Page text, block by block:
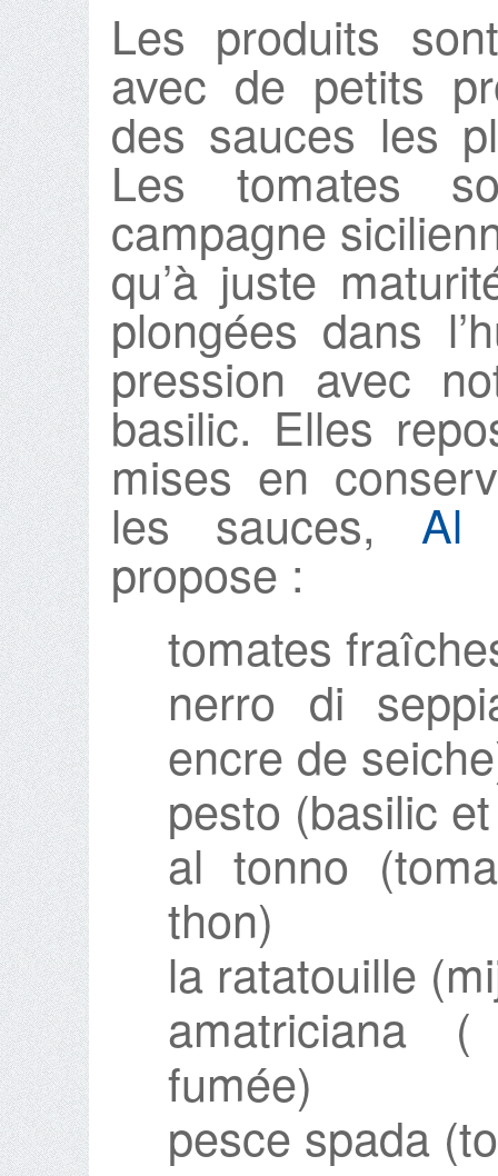
Les produits
avec de petits
des sauces les
Les tomates
campagne
qu’à juste
plongées dans
pression avec
basilic. Elles
mises en
les sauces,Al
propose :
tomates
nerro di
encre de
pesto (basilic
al tonno
thon)
la ratatouille
amatriciana
fumée)
pesce spada